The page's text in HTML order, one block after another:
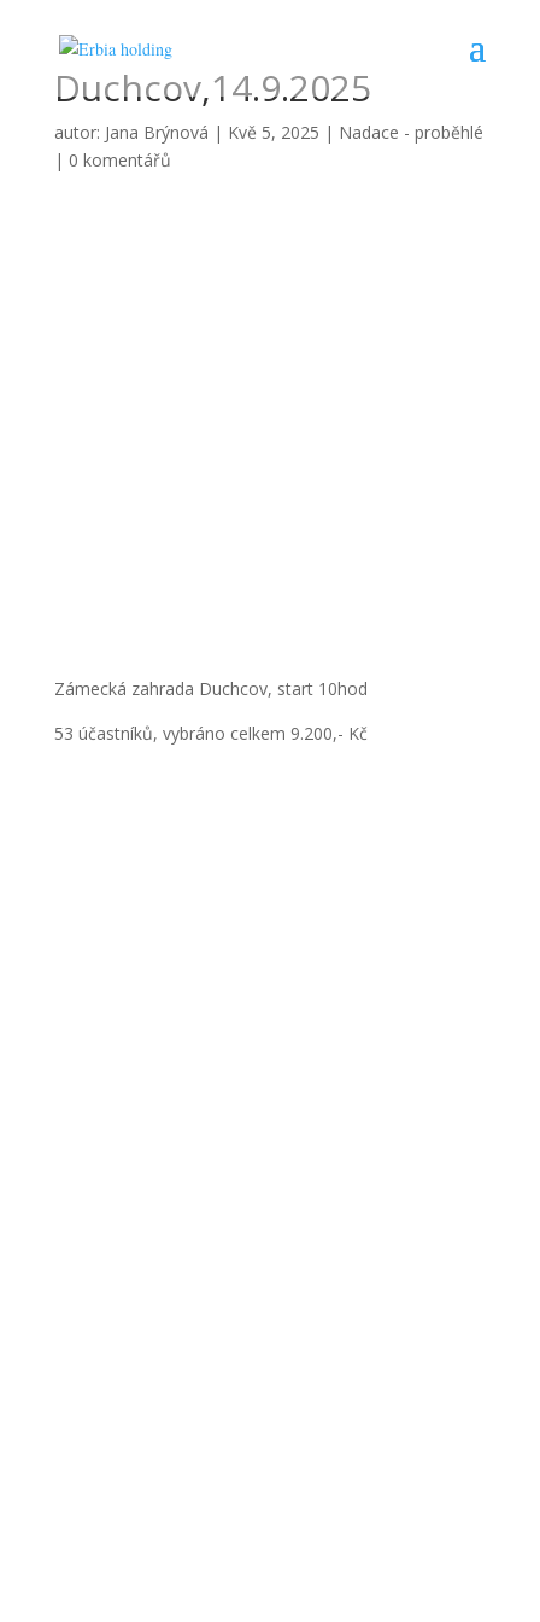
Duchcov,14.9.2025
autor: Jana Brýnová | Kvě 5, 2025 | Nadace - proběhlé
| 0 komentářů
Zámecká zahrada Duchcov, start 10hod
53 účastníků, vybráno celkem 9.200,- Kč